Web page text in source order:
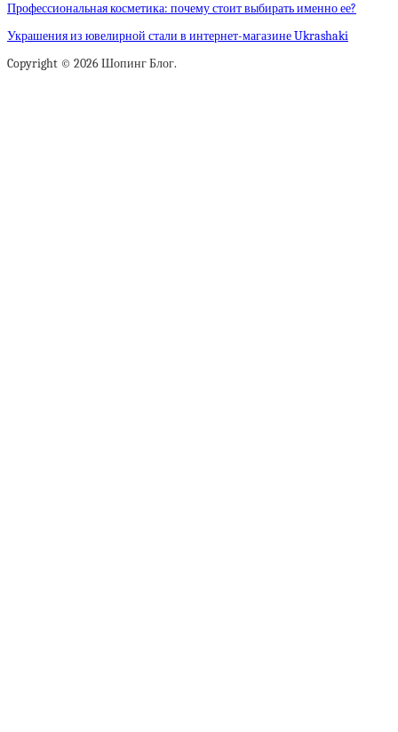
Профессиональная косметика: почему стоит выбирать именно ее?
Украшения из ювелирной стали в интернет-магазине Ukrashaki
Copyright © 2026 Шопинг Блог.